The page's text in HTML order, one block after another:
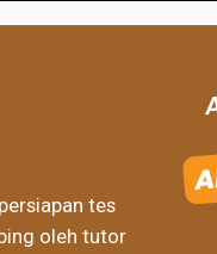
tes
oleh tutor